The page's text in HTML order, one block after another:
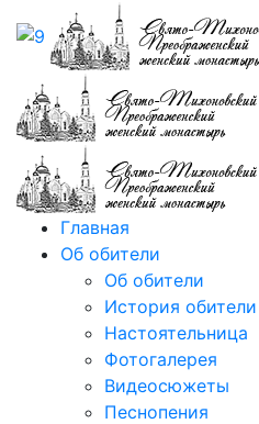
Главная
Об обители
Об обители
История обители
Настоятельница
Фотогалерея
Видеосюжеты
Песнопения